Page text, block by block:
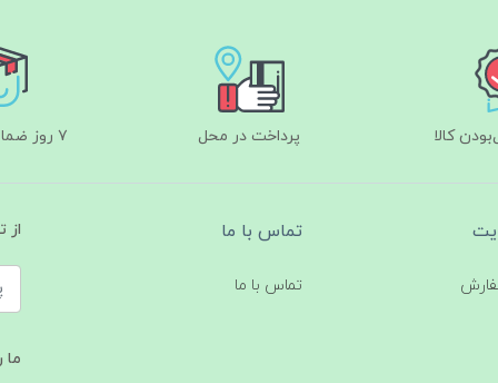
کالا پرداخت در محل ۷ روز ضمانت بازگشت
تماس با ما
تماس با ما
از
ما